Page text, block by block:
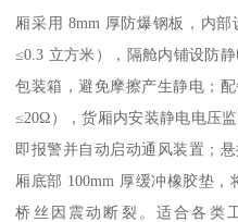
厢采用 8mm 厚防爆钢板，内
≤0.3 立方米），隔舱内铺设防
包装箱，避免摩擦产生静电；
≤20Ω），货厢内安装静电电压
即报警并自动启动通风装置；
厢底部 100mm 厚缓冲橡胶垫
桥丝因震动断裂。适合各类